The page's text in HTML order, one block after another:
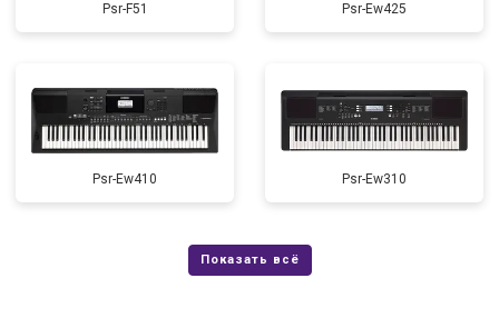
Psr-F51 Psr-Ew425
Psr-Ew410 Psr-Ew310